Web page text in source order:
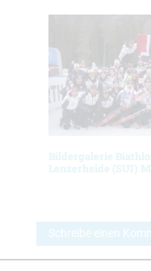
Bildergalerie
Lenzerheide (SUI)
Schreibe einen